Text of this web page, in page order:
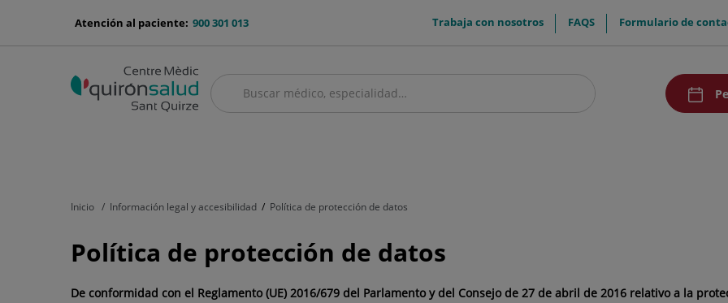
menu-
900 301 013
Atención al paciente: menuTop
Trabaja con nosotros FAQS Formulario de
BuscarBuscar
Inicio Información legal y accesibilidad Política de protección de datos
Política de protección de datos
De conformidad con el Reglamento (UE) 2016/679 del Parlamento y del Consejo de 27 de abril de 2016 relativo a la